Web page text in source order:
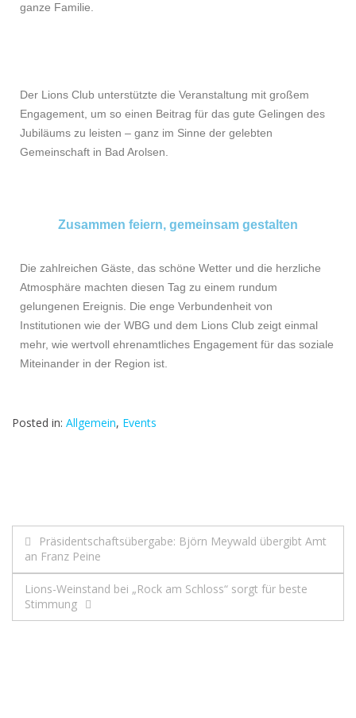
ganze Familie.
Der Lions Club unterstützte die Veranstaltung mit großem
Engagement, um so einen Beitrag für das gute Gelingen des
Jubiläums zu leisten – ganz im Sinne der gelebten
Gemeinschaft in Bad Arolsen.
Zusammen feiern, gemeinsam gestalten
Die zahlreichen Gäste, das schöne Wetter und die herzliche
Atmosphäre machten diesen Tag zu einem rundum
gelungenen Ereignis. Die enge Verbundenheit von
Institutionen wie der WBG und dem Lions Club zeigt einmal
mehr, wie wertvoll ehrenamtliches Engagement für das soziale
Miteinander in der Region ist.
Posted in: Allgemein, Events
Präsidentschaftsübergabe: Björn Meywald übergibt Amt
an Franz Peine
Lions-Weinstand bei „Rock am Schloss“ sorgt für beste
Stimmung